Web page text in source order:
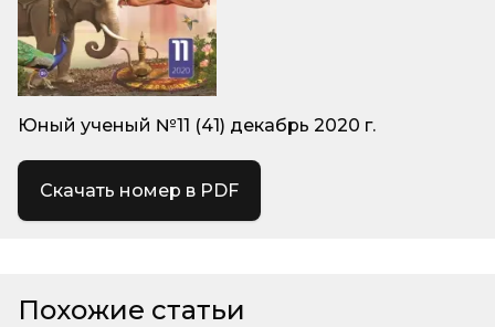
Юный ученый №11 (41) декабрь 2020 г.
Скачать номер в PDF
Похожие статьи